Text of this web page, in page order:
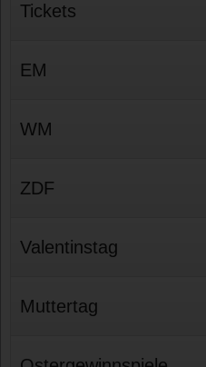
Tickets
EM
WM
ZDF
Valentinstag
Muttertag